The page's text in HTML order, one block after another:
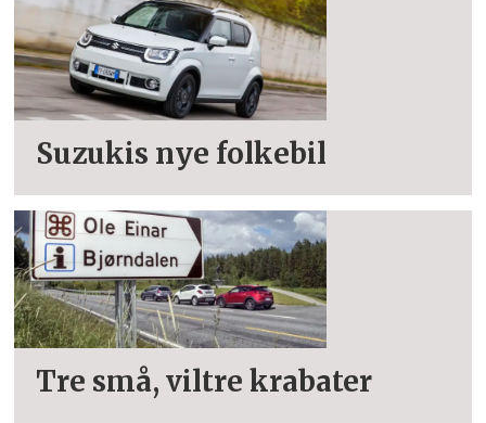
Suzukis nye folkebil
Tre små, viltre krabater